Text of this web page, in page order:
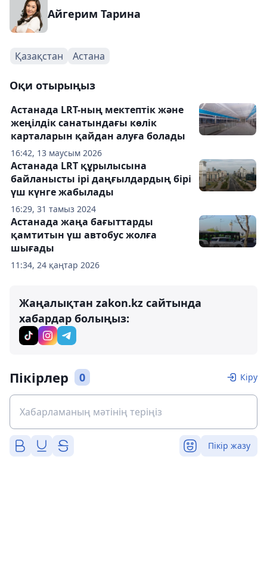
Айгерим Тарина
Қазақстан Астана
Оқи отырыңыз
16:42, 13 маусым 2026
Астанада LRT-ның мектептік және
жеңілдік санатындағы көлік
карталарын қайдан алуға болады
16:29, 31 тамыз 2024
Астанада LRT құрылысына
байланысты ірі даңғылдардың бірі
үш күнге жабылады
11:34, 24 қаңтар 2026
Астанада жаңа бағыттарды
қамтитын үш автобус жолға
шығады
Жаңалықтан zakon.kz сайтында
хабардар болыңыз:
Пікірлер 0 Кіру
Пікір жазу